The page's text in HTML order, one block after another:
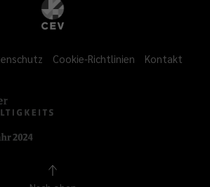
Cookie-Richtlinien Kontakt